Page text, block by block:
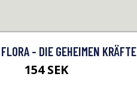
- DIE GEHEIMEN KRÄFTE
154 SEK